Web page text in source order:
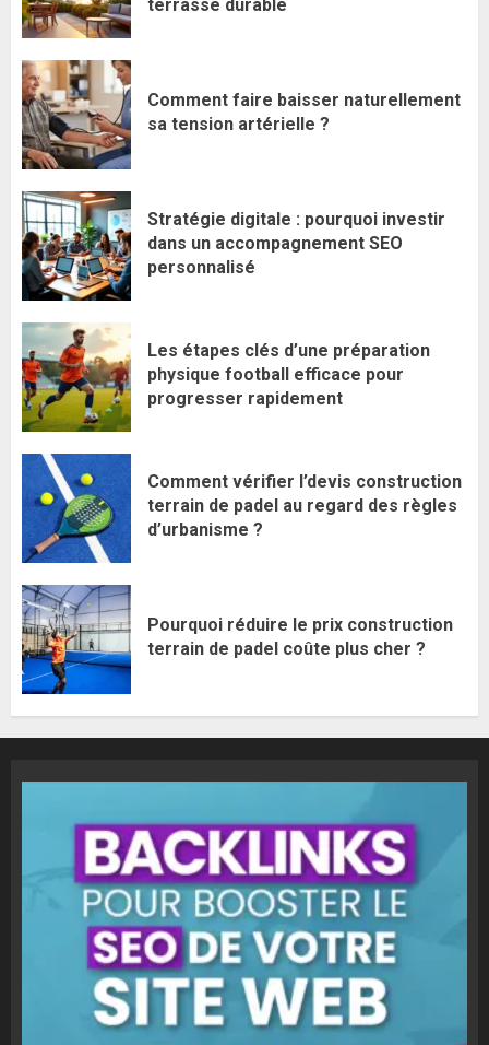
terrasse durable
Comment faire baisser naturellement
sa tension artérielle ?
Stratégie digitale : pourquoi investir
dans un accompagnement SEO
personnalisé
Les étapes clés d’une préparation
physique football efficace pour
progresser rapidement
Comment vérifier l’devis construction
terrain de padel au regard des règles
d’urbanisme ?
Pourquoi réduire le prix construction
terrain de padel coûte plus cher ?